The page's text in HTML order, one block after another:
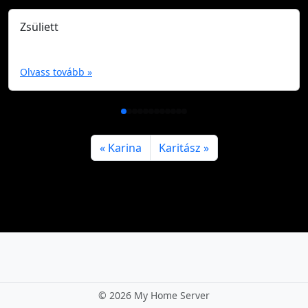
Zsüliett
Olvass tovább »
Karina Karitász
© 2026 My Home Server